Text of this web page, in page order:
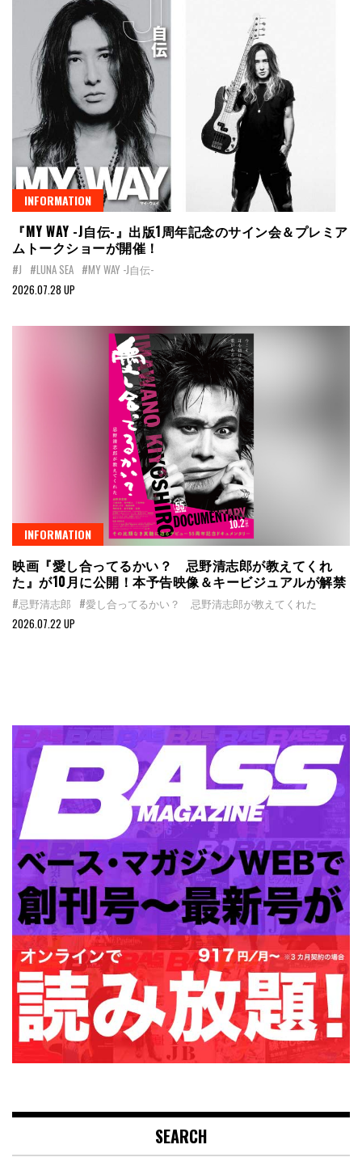
INFORMATION
『MY WAY -J自伝-』出版1周年記念のサイン会＆プレミア
ムトークショーが開催！
#J #LUNA SEA #MY WAY -J自伝-
2026.07.28 UP
INFORMATION
映画『愛し合ってるかい？ 忌野清志郎が教えてくれ
た』が10月に公開！本予告映像＆キービジュアルが解禁
#忌野清志郎 #愛し合ってるかい？ 忌野清志郎が教えてくれた
2026.07.22 UP
SEARCH